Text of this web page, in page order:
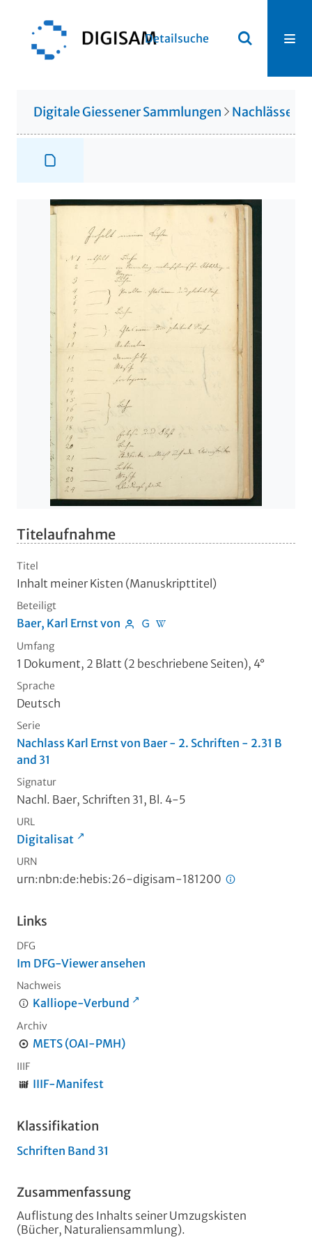
Detailsuche
Digitale Giessener Sammlungen Nachlässe
Titelaufnahme
Titel
Inhalt meiner Kisten (Manuskripttitel)
Beteiligt
Baer, Karl Ernst von
Umfang
1 Dokument, 2 Blatt (2 beschriebene Seiten), 4°
Sprache
Deutsch
Serie
Nachlass Karl Ernst von Baer - 2. Schriften - 2.31 B
and 31
Signatur
Nachl. Baer, Schriften 31, Bl. 4-5
URL
Digitalisat
URN
urn:nbn:de:hebis:26-digisam-181200
Links
DFG
Im DFG-Viewer ansehen
Nachweis
Kalliope-Verbund
Archiv
METS (OAI-PMH)
IIIF
IIIF-Manifest
Klassifikation
Schriften Band 31
Zusammenfassung
Auflistung des Inhalts seiner Umzugskisten
(Bücher, Naturaliensammlung).